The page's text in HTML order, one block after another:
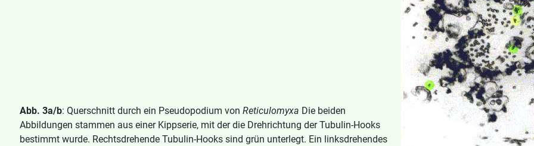
Abb. 3a/b: Querschnitt durch ein Pseudopodium von Reticulomyxa Die beiden
Abbildungen stammen aus einer Kippserie, mit der die Drehrichtung der Tubulin-Hooks
bestimmt wurde. Rechtsdrehende Tubulin-Hooks sind grün unterlegt. Ein linksdrehendes